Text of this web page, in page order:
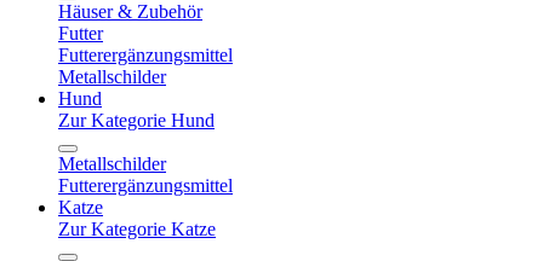
Häuser & Zubehör
Futter
Futterergänzungsmittel
Metallschilder
Hund
Zur Kategorie Hund
Metallschilder
Futterergänzungsmittel
Katze
Zur Kategorie Katze